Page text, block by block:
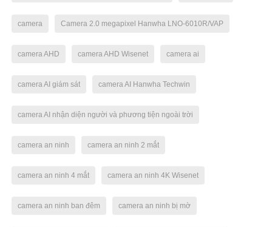
camera Camera 2.0 megapixel Hanwha LNO-6010R/VAP
camera AHD camera AHD Wisenet camera ai
camera AI giám sát camera AI Hanwha Techwin
camera AI nhận diện người và phương tiện ngoài trời
camera an ninh camera an ninh 2 mắt
camera an ninh 4 mắt camera an ninh 4K Wisenet
camera an ninh ban đêm camera an ninh bị mờ